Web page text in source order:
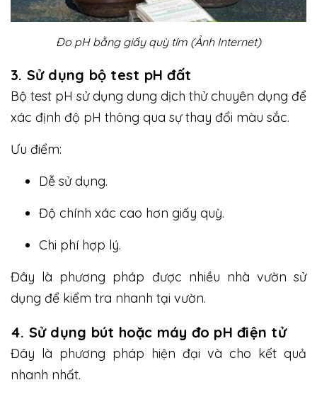
Đo pH bằng giấy quỳ tím (Ảnh Internet)
3. Sử dụng bộ test pH đất
Bộ test pH sử dụng dung dịch thử chuyên dụng để
xác định độ pH thông qua sự thay đổi màu sắc.
Ưu điểm:
Dễ sử dụng.
Độ chính xác cao hơn giấy quỳ.
Chi phí hợp lý.
Đây là phương pháp được nhiều nhà vườn sử
dụng để kiểm tra nhanh tại vườn.
4. Sử dụng bút hoặc máy đo pH điện tử
Đây là phương pháp hiện đại và cho kết quả
nhanh nhất.